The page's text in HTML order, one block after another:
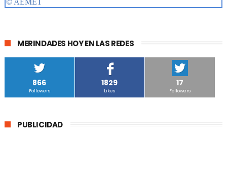
MERINDADES HOY EN LAS REDES
866
Followers
1829
Likes
17
Followers
PUBLICIDAD